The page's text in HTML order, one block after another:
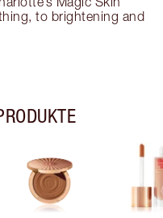
to brightening and